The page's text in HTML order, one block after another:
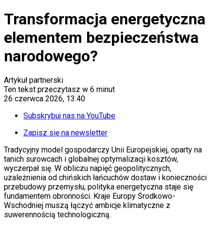
Biznes
Aktualności
Przemysł
Handel
Energetyka
Motoryzacja
Technologie
Bankowość
Rolnictwo
Gospodarka
Aktualności
PKB
Przemysł
Cyfryzacja
Polityka
Inflacja
Rolnictwo
Bezrobocie
Klimat
Finanse publiczne
Stopy procentowe
Transformacja energetyczna
elementem bezpieczeństwa
narodowego?
Artykuł partnerski
Ten tekst przeczytasz w 6 minut
26 czerwca 2026, 13:40
Subskrybuj nas na YouTube
Zapisz się na newsletter
Tradycyjny model gospodarczy Unii Europejskiej, oparty na
tanich surowcach i globalnej optymalizacji kosztów,
wyczerpał się. W obliczu napięć geopolitycznych,
uzależnienia od chińskich łańcuchów dostaw i konieczności
przebudowy przemysłu, polityka energetyczna staje się
fundamentem obronności. Kraje Europy Środkowo-
Wschodniej muszą łączyć ambicje klimatyczne z
suwerennością technologiczną.